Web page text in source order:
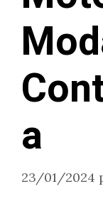
a
23/01/2024